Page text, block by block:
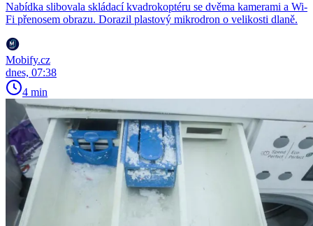
Nabídka slibovala skládací kvadrokoptéru se dvěma kamerami a Wi-
Fi přenosem obrazu. Dorazil plastový mikrodron o velikosti dlaně.
Mobify.cz
dnes, 07:38
4 min